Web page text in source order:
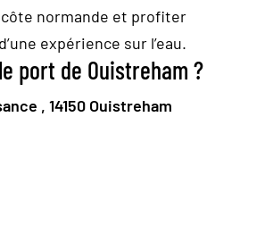
normande et profiter
expérience sur l’eau.
port de Ouistreham ?
, 14150 Ouistreham